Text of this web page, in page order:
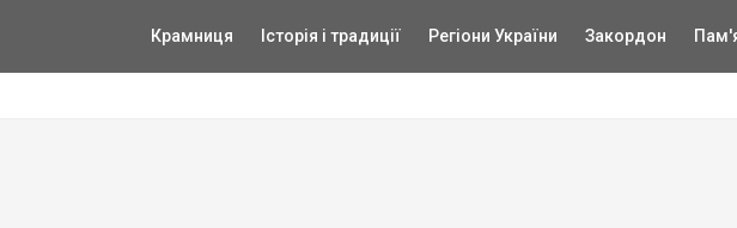
Крамниця Історія і традиції Регіони України Закордон